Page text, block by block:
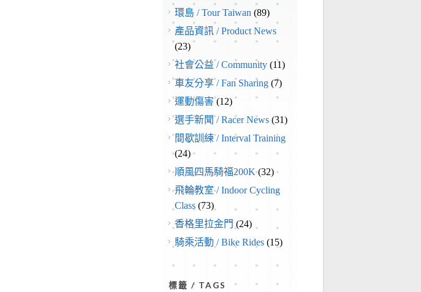
環島 / Tour Taiwan (89)
產品資訊 / Product News
(23)
社會公益 / Community (11)
車友分享 / Fan Sharing (7)
運動傷害(12)
選手新聞 / Racer News (31)
間歇訓練 / Interval Training
(24)
順風四馬騎福200K(32)
飛輪教室 / Indoor Cycling
Class (73)
香格里拉金門 (24)
騎乘活動 / Bike Rides (15)
標籤 / TAGS